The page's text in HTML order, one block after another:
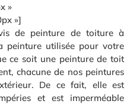
»
»]
de peinture de toiture à
peinture utilisée pour votre
ce soit une peinture de toit
chacune de nos peintures
De ce fait, elle est
et est imperméable